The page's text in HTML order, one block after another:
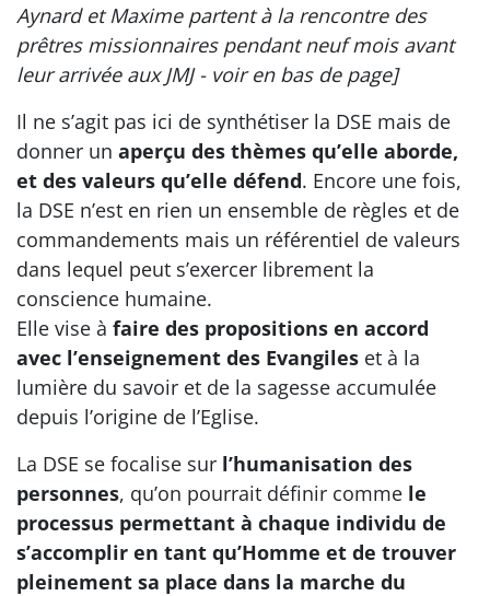
Aynard et Maxime partent à la rencontre des
prêtres missionnaires pendant neuf mois avant
leur arrivée aux JMJ - voir en bas de page]
Il ne s’agit pas ici de synthétiser la DSE mais de
donner un aperçu des thèmes qu’elle aborde,
et des valeurs qu’elle défend. Encore une fois,
la DSE n’est en rien un ensemble de règles et de
commandements mais un référentiel de valeurs
dans lequel peut s’exercer librement la
conscience humaine.
Elle vise à faire des propositions en accord
avec l’enseignement des Evangiles et à la
lumière du savoir et de la sagesse accumulée
depuis l’origine de l’Eglise.
La DSE se focalise sur l’humanisation des
personnes, qu’on pourrait définir comme le
processus permettant à chaque individu de
s’accomplir en tant qu’Homme et de trouver
pleinement sa place dans la marche du